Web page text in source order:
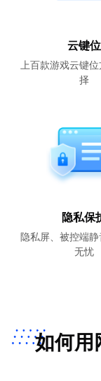
云键位
上百款游戏云键
择
隐私保
隐私屏、被控端
无忧
如何用